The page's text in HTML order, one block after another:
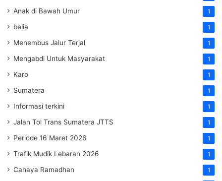
Anak di Bawah Umur 1
belia 1
Menembus Jalur Terjal 1
Mengabdi Untuk Masyarakat 1
Karo 1
Sumatera 1
Informasi terkini 1
Jalan Tol Trans Sumatera JTTS 1
Periode 16 Maret 2026 1
Trafik Mudik Lebaran 2026 1
Cahaya Ramadhan 1